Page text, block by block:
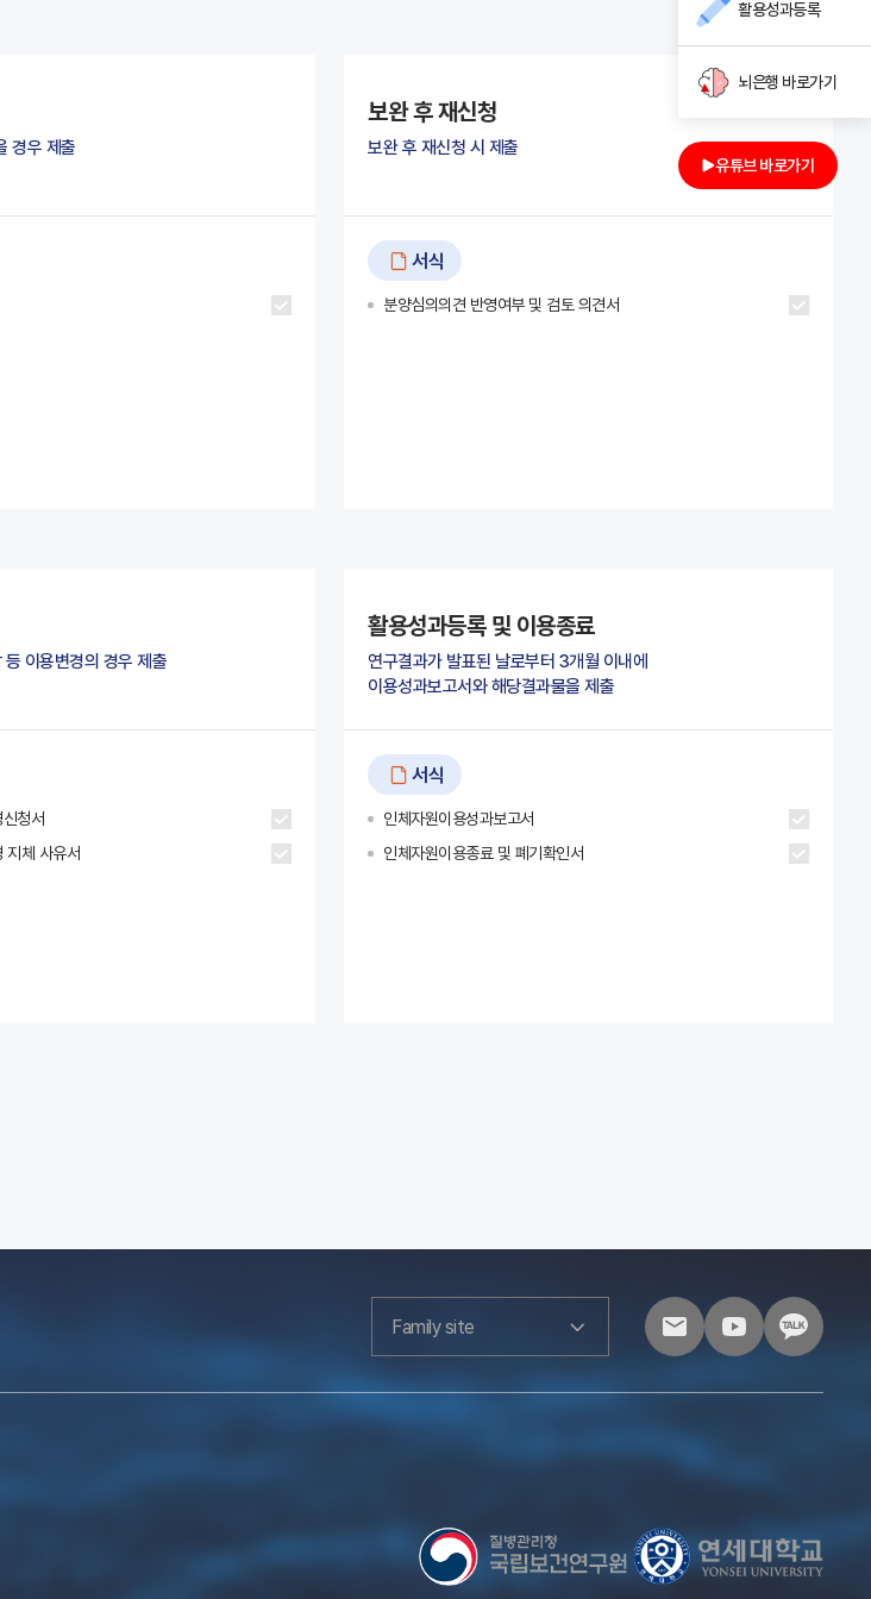
경우 제출
보완 후 재신청
보완 후 재신청 시 제출
서식
분양심의의견 반영여부 및 검토 의견서
이용변경의 경우 제출
청서
지체 사유서
활용성과등록 및 이용종료
연구결과가 발표된 날로부터 3개월 이내에
이용성과보고서와 해당결과물을 제출
서식
인체자원이용성과보고서
인체자원이용종료 및 폐기확인서
Family site
활용성과등록
뇌은행 바로가기
유튜브 바로가기